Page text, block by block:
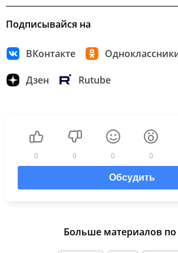
Подписывайся на
ВКонтакте
Дзен Rutube
0 0 0 0
Обсудить
Больше материалов по